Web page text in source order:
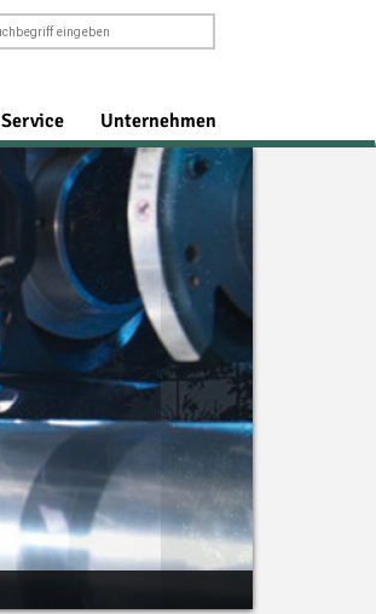
Service Unternehmen